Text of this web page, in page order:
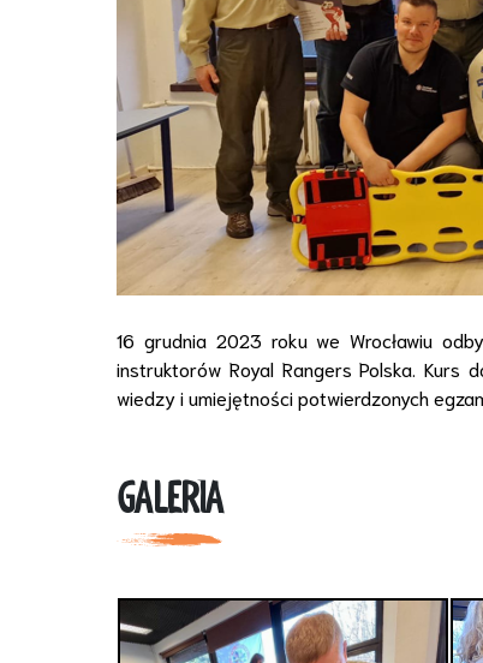
16 grudnia 2023 roku we Wrocławiu
instruktorów Royal Rangers Polska. Kurs
wiedzy i umiejętności potwierdzonych
GALERIA